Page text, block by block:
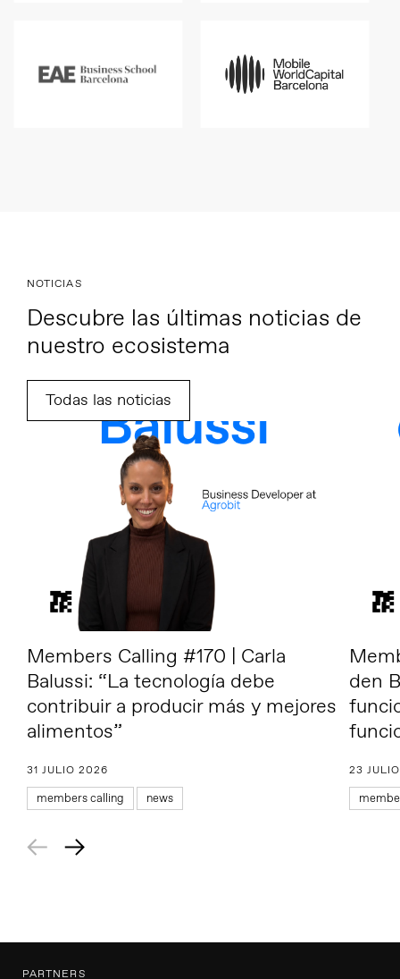
NOTICIAS
Descubre las últimas noticias de
nuestro ecosistema
Todas las noticias
Members Calling #170 | Carla
Balussi: “La tecnología debe
contribuir a producir más y mejores
alimentos”
31 JULIO 2026
members calling news
den
23
PARTNERS